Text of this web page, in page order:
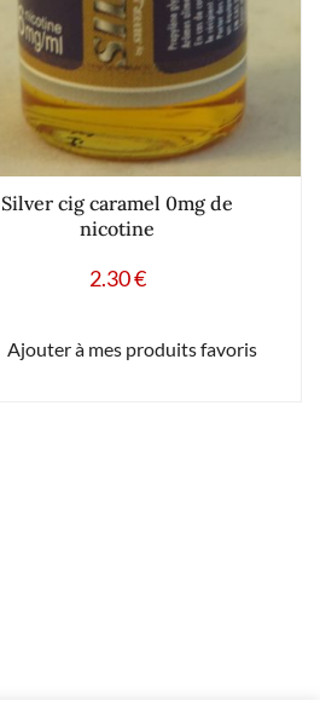
Silver cig caramel 0mg de
nicotine
2.30€
Ajouter à mes produits favoris